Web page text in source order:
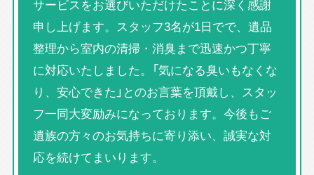
サービスをお選びいただけたことに深く感謝
申し上げます。スタッフ3名が1日でで、遺品
整理から室内の清掃・消臭まで迅速かつ丁寧
に対応いたしました。「気になる臭いもなくな
り、安心できた」とのお言葉を頂戴し、スタッ
フ一同大変励みになっております。今後もご
遺族の方々のお気持ちに寄り添い、誠実な対
応を続けてまいります。